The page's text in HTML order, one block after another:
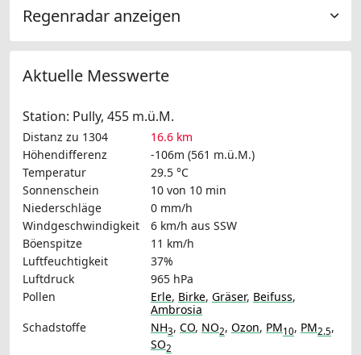
Regenradar anzeigen
Aktuelle Messwerte
Station: Pully, 455 m.ü.M.
Distanz zu 1304
16.6 km
Höhendifferenz
-106m (561 m.ü.M.)
Temperatur
29.5 °C
Sonnenschein
10 von 10 min
Niederschläge
0 mm/h
Windgeschwindigkeit
6 km/h aus SSW
Böenspitze
11 km/h
Luftfeuchtigkeit
37%
Luftdruck
965 hPa
Pollen
Erle, Birke, Gräser, Beifuss,
Ambrosia
Schadstoffe
NH3, CO, NO2, Ozon, PM10, PM2.5,
SO2